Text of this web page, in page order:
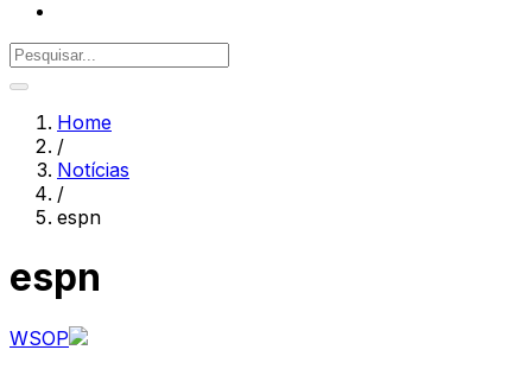
Home
/
Notícias
/
espn
espn
WSOP